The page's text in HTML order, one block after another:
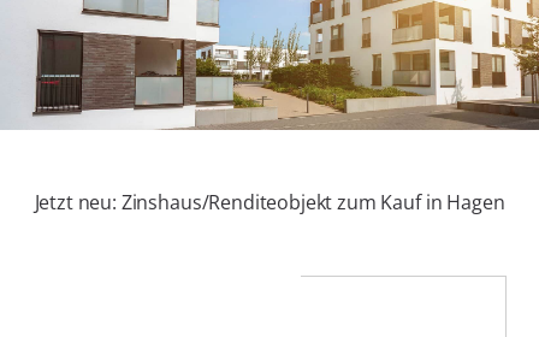
Jetzt neu: Zinshaus/Renditeobjekt zum Kauf in Hagen